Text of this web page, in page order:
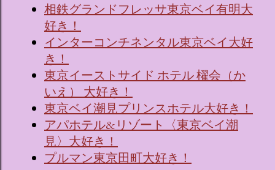
相鉄グランドフレッサ東京ベイ有明大
好き！
インターコンチネンタル東京ベイ大好
き！
東京イーストサイド ホテル 櫂会（か
いえ） 大好き！
東京ベイ潮見プリンスホテル大好き！
アパホテル&リゾート〈東京ベイ潮
見〉大好き！
プルマン東京田町大好き！